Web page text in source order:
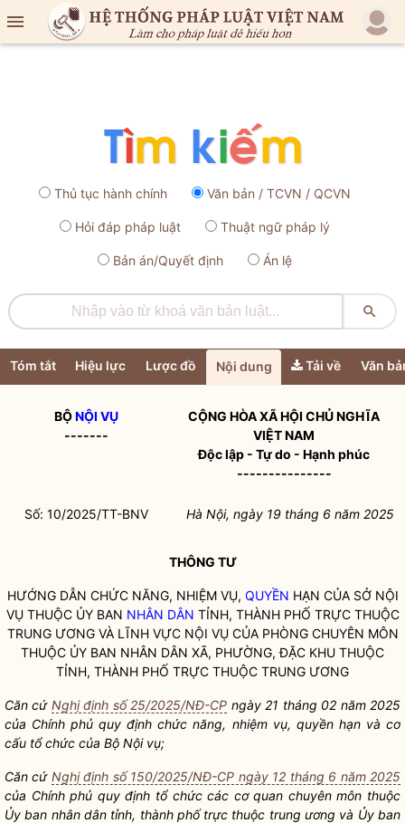

Thủ tục hành chính Văn bản / TCVN / QCVN
Hỏi đáp pháp luật Thuật ngữ pháp lý
Bản án/Quyết định Án lệ

Tóm tắt Hiệu lực Lược đồ Nội dung Tải về Văn
BỘNỘI VỤ
-------
CỘNG HÒA XÃ HỘI CHỦ NGHĨA
VIỆT NAM
Độc lập - Tự do - Hạnh phúc
---------------
Số: 10/2025/TT-BNV Hà Nội, ngày 19 tháng 6 năm 2025
THÔNG TƯ
HƯỚNG DẪN CHỨC NĂNG, NHIỆM VỤ, QUYỀN HẠN CỦA SỞ NỘI
VỤTHUỘC ỦY BAN NHÂN DÂN TỈNH, THÀNH PHỐ TRỰC THUỘC
TRUNG ƯƠNG VÀ LĨNH VỰC NỘI VỤCỦA PHÒNG CHUYÊN MÔN
THUỘC ỦY BAN NHÂN DÂN XÃ, PHƯỜNG, ĐẶC KHU THUỘC
TỈNH, THÀNH PHỐ TRỰC THUỘC TRUNG ƯƠNG
Căn cứ Nghị định số 25/2025/NĐ-CP ngày 21 tháng 02 năm 2025
của Chính phủ quy định chức năng, nhiệm vụ, quyềnhạn và cơ
cấu tổ chức của Bộ Nội vụ;
Căn cứ Nghị định số 150/2025/NĐ-CP ngày 12 tháng 6 năm 2025
của Chính phủ quy định tổ chức các cơ quan chuyên môn thuộc
Ủy ban nhân dântỉnh, thành phố trực thuộc trung ương và Ủy ban